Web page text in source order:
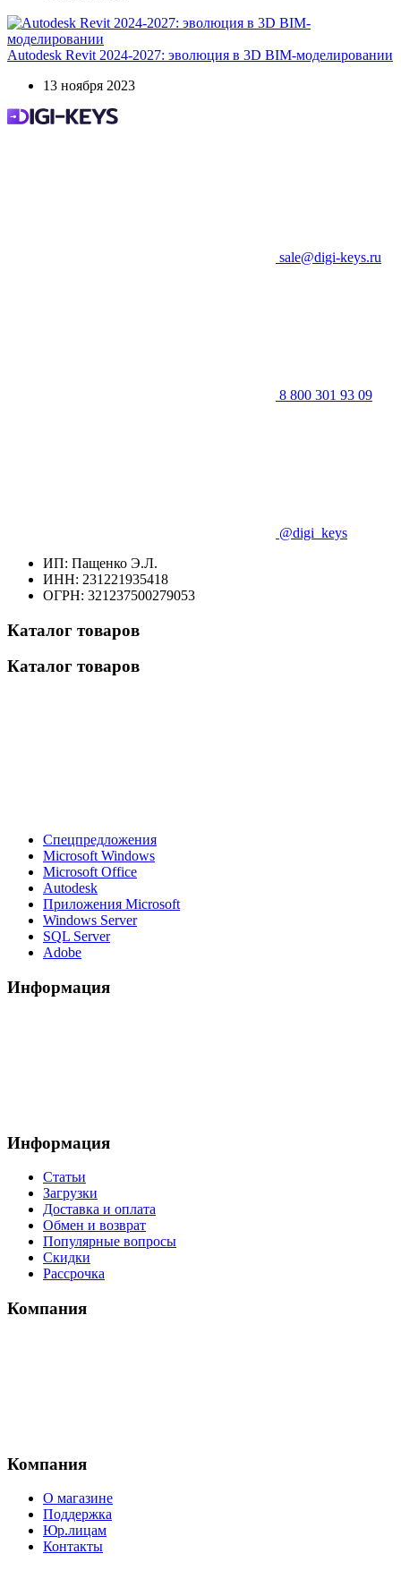
Autodesk Revit 2024-2027: эволюция в 3D BIM-моделировании
13 ноября 2023
sale@digi-keys.ru
8 800 301 93 09
@digi_keys
ИП: Пащенко Э.Л.
ИНН: 231221935418
ОГРН: 321237500279053
Каталог товаров
Каталог товаров
Спецпредложения
Microsoft Windows
Microsoft Office
Autodesk
Приложения Microsoft
Windows Server
SQL Server
Adobe
Информация
Информация
Статьи
Загрузки
Доставка и оплата
Обмен и возврат
Популярные вопросы
Скидки
Рассрочка
Компания
Компания
О магазине
Поддержка
Юр.лицам
Контакты